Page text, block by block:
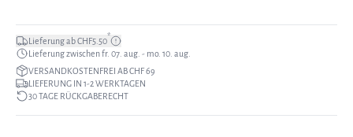
Lieferung ab CHF5.50*
Lieferung zwischen fr. 07. aug. - mo. 10. aug.
VERSANDKOSTENFREI AB CHF 69
LIEFERUNG IN 1-2 WERKTAGEN
30 TAGE RÜCKGABERECHT